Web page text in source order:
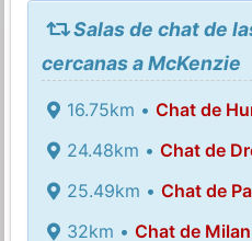
Salas de chat de
cercanas a McKenzie
16.75km • Chat de
24.48km • Chat de
25.49km • Chat de
32km • Chat de Milan